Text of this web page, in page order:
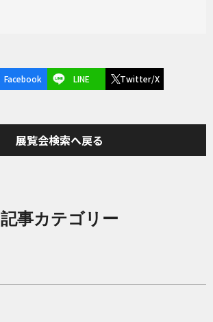
Facebook LINE Twitter/X
展覧会検索へ戻る
記事カテゴリー